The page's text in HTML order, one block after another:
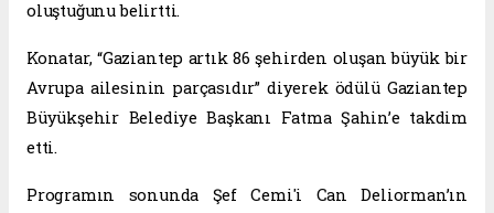
oluştuğunu belirtti.
Konatar, “Gaziantep artık 86 şehirden oluşan büyük bir
Avrupa ailesinin parçasıdır” diyerek ödülü Gaziantep
Büyükşehir Belediye Başkanı Fatma Şahin’e takdim
etti.
Programın sonunda Şef Cemi'i Can Deliorman’ın